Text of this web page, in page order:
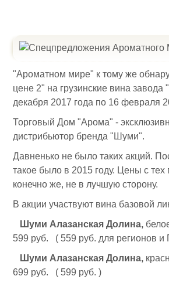
"Ароматном мире" к тому же
цене 2" на грузинские вина
декабря 2017 года по 16 февраля
Торговый Дом "Арома" -
дистрибьютор бренда "Шуми".
Давненько не было таких акций.
такое было в 2015 году. Цены с тех
конечно же, не в лучшую сторону.
В акции участвуют вина базовой
Шуми Алазанская Долина,
599 руб. ( 559 руб. для регионов и
Шуми Алазанская Долина,
699 руб. ( 599 руб. )